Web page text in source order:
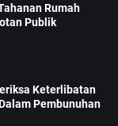
Rumah
Publik
Keterlibatan
Pembunuhan